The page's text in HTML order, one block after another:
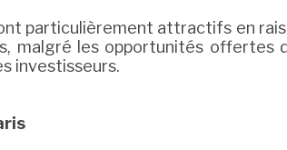
particulièrement attractifs en
malgré les opportunités offertes
investisseurs.